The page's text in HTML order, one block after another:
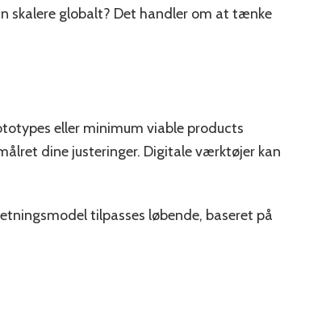
skalere globalt? Det handler om at tænke
eller minimum viable products
dine justeringer. Digitale værktøjer kan
tilpasses løbende, baseret på